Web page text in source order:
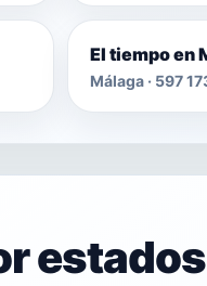
El tiempo en
Málaga · 597